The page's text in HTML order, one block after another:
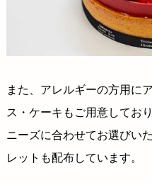
また、アレルギーの方用に
ス・ケーキもご用意しており
ニーズに合わせてお選びい
レットも配布しています。